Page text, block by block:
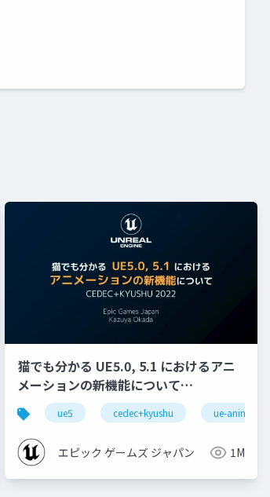
猫でも分かる UE5.0, 5.1 におけるアニ
メーションの新機能について
【CEDEC+KYUSHU 2022】
ue5 cedec+kyushu ue-
エピック ゲームズ ジャパン 1M